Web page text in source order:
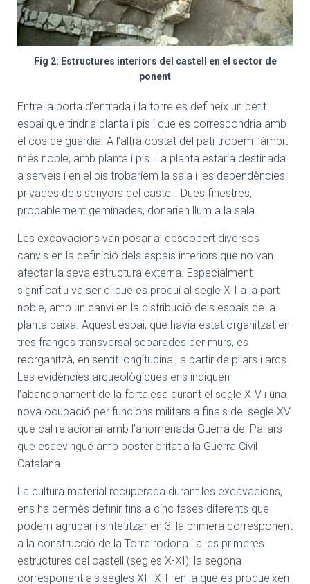
Fig 2: Estructures interiors del castell en el sector de
ponent
Entre la porta d’entrada i la torre es defineix un petit
espai que tindria planta i pis i que es correspondria amb
el cos de guàrdia. A l’altra costat del pati trobem l’àmbit
més noble, amb planta i pis. La planta estaria destinada
a serveis i en el pis trobaríem la sala i les dependències
privades dels senyors del castell. Dues finestres,
probablement geminades, donarien llum a la sala.
Les excavacions van posar al descobert diversos
canvis en la definició dels espais interiors que no van
afectar la seva estructura externa. Especialment
significatiu va ser el que es produí al segle XII a la part
noble, amb un canvi en la distribució dels espais de la
planta baixa. Aquest espai, que havia estat organitzat en
tres franges transversal separades per murs, es
reorganitzà, en sentit longitudinal, a partir de pilars i arcs.
Les evidències arqueològiques ens indiquen
l’abandonament de la fortalesa durant el segle XIV i una
nova ocupació per funcions militars a finals del segle XV
que cal relacionar amb l’anomenada Guerra del Pallars
que esdevingué amb posterioritat a la Guerra Civil
Catalana.
La cultura material recuperada durant les excavacions,
ens ha permès definir fins a cinc fases diferents que
podem agrupar i sintetitzar en 3: la primera corresponent
a la construcció de la Torre rodona i a les primeres
estructures del castell (segles X-XI); la segona
corresponent als segles XII-XIII en la que es produeixen